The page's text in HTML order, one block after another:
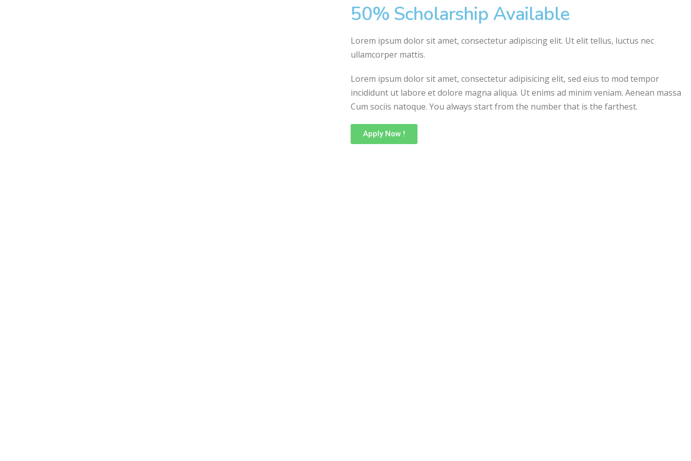
50% Scholarship Available
Lorem ipsum dolor sit amet, consectetur adipiscing elit. Ut elit tellus, luctus nec
ullamcorper mattis.
Lorem ipsum dolor sit amet, consectetur adipisicing elit, sed eius to mod tempor
incididunt ut labore et dolore magna aliqua. Ut enims ad minim veniam. Aenean massa
Cum sociis natoque. You always start from the number that is the farthest.
Apply Now !